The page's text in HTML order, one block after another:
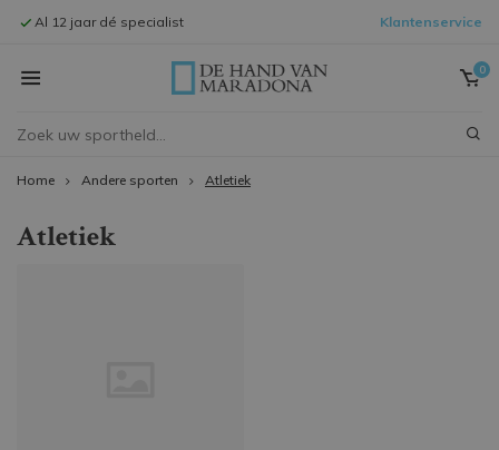
Al 12 jaar dé specialist Klantenservice
0
Home Andere sporten Atletiek
Atletiek